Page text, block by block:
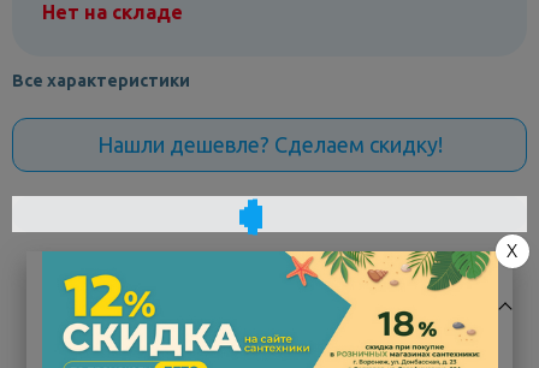
Нет на складе
Все характеристики
Нашли дешевле? Сделаем скидку!
Характеристики
X